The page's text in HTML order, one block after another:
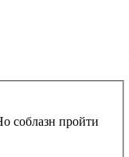
соблазн пройти